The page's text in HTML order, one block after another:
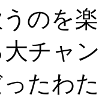
のを
大チャ
たわ